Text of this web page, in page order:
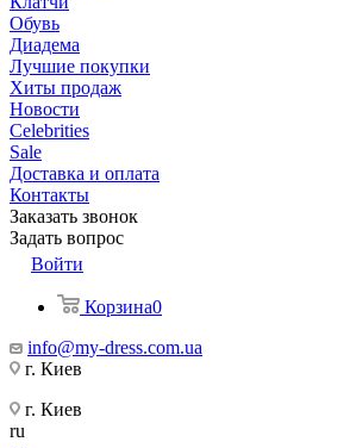
Обувь
Диадема
Лучшие покупки
Хиты продаж
Новости
Celebrities
Sale
Доставка и оплата
Контакты
Заказать звонок
Задать вопрос
Войти
Корзина0
info@my-dress.com.ua
г. Киев
г. Киев
ru